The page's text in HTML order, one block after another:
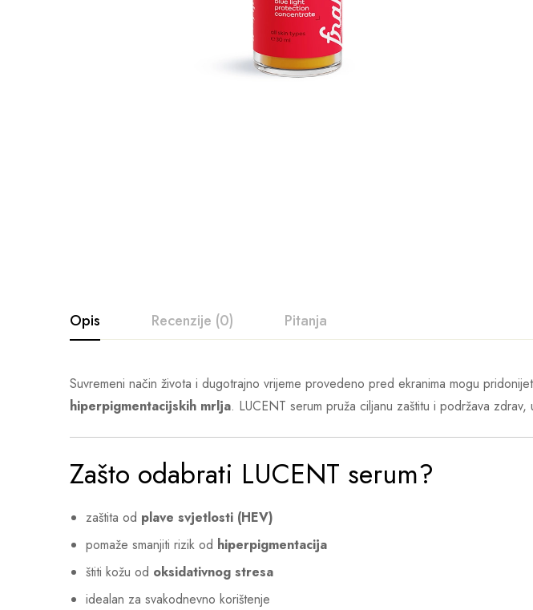
Opis Recenzije (0) Pitanja
Suvremeni način života i dugotrajno vrijeme provedeno pred ekranima mogu
hiperpigmentacijskih mrlja. LUCENT serum pruža ciljanu zaštitu i podržava
Zašto odabrati LUCENT serum?
zaštita od plave svjetlosti (HEV)
pomaže smanjiti rizik od hiperpigmentacija
štiti kožu od oksidativnog stresa
idealan za svakodnevno korištenje